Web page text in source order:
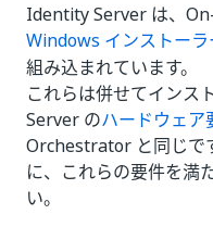
Identity Server は、
Windows インストーラ
組み込まれています。
これらは併せてインス
Server のハードウェア
Orchestrator と同じで
に、これらの要件を満
い。